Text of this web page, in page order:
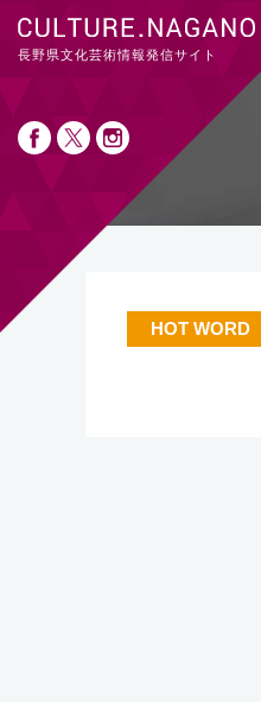
長野県文化芸術情報発信サイト
HOT WORD